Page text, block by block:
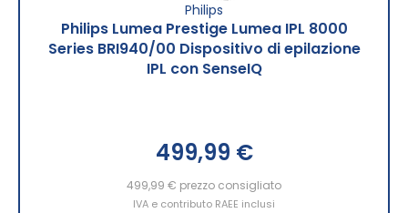
Philips
Philips Lumea Prestige Lumea IPL 8000
Series BRI940/00 Dispositivo di epilazione
IPL con SenseIQ
499,99 €
499,99 € prezzo consigliato
IVA e contributo RAEE inclusi